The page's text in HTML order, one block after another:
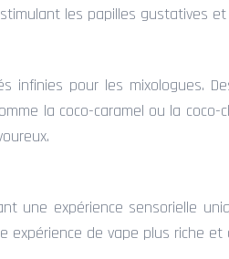
les papilles gustatives
pour les mixologues.
la coco-caramel ou la
une expérience sensorielle
de vape plus riche et